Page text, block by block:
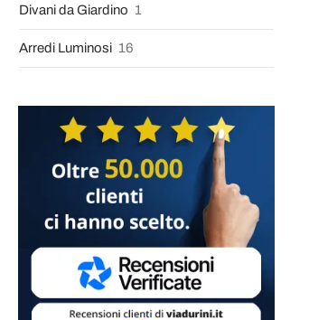
Divani da Giardino 1
Arredi Luminosi 16